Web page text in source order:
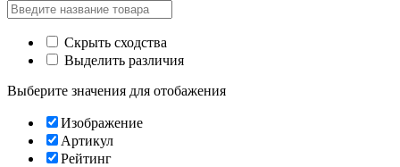
Скрыть сходства
Выделить различия
Выберите значения для отобажения
Изображение
Артикул
Рейтинг